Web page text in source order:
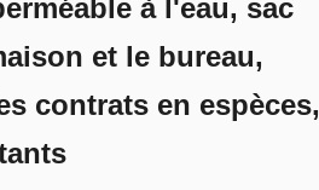
à l'eau, sac
et le bureau,
contrats en espèces,